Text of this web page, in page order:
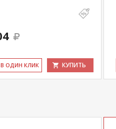
ОДИН КЛИК КУПИТЬ